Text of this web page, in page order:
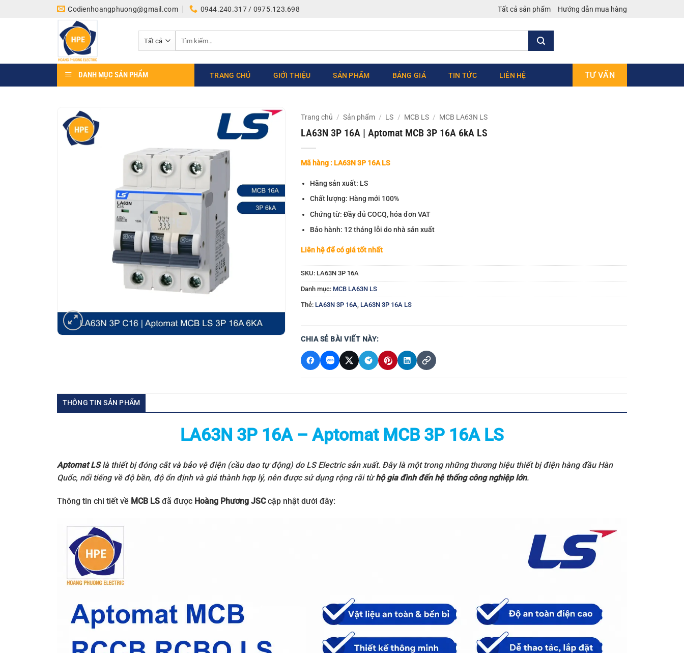
Codienhoangphuong@gmail.com 0944.240.317 / 0975.123.698 Tất cả sản phẩm Hướng dẫn mua hàng
kiếm:
DANH MỤC SẢN PHẨM TRANG CHỦ GIỚI THIỆU SẢN PHẨM BẢNG GIÁ TIN TỨC LIÊN HỆ TƯ VẤN
Trang chủ / Sản phẩm / LS / MCB LS / MCB LA63N LS
LA63N 3P 16A | Aptomat MCB 3P 16A 6kA LS
Mã hàng : LA63N 3P 16A LS
Hãng sản xuất: LS
Chất lượng: Hàng mới 100%
Chứng từ: Đầy đủ COCQ, hóa đơn VAT
Bảo hành: 12 tháng lỗi do nhà sản xuất
Liên hệ để có giá tốt nhất
SKU: LA63N 3P 16A
Danh mục: MCB LA63N LS
Thẻ: LA63N 3P 16A LA63N 3P 16A LS
CHIA SẺ BÀI VIẾT NÀY:
THÔNG TIN SẢN PHẨM
LA63N 3P 16A – Aptomat MCB 3P 16A LS
Aptomat LSlà thiết bị đóng cắt và bảo vệ điện (cầu dao tự động) do LS Electricsản xuất. Đây là một trong những thương hiệu thiết bị điện hàng đầu Hàn
Quốc, nổi tiếng về độ bền, độ ổn định và giá thành hợp lý, nên được sử dụng rộng rãi từhộ gia đình đến hệ thống công nghiệp lớn.
Thông tin chi tiết về MCB LS đã được Hoàng Phương JSCcập nhật dưới đây: